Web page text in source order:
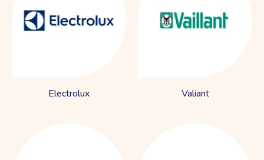
Electrolux Valiant